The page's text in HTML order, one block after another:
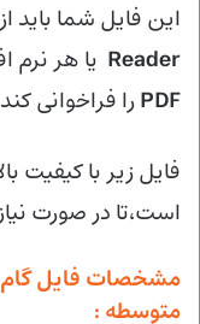
این فایل شما باید
Reader یا هر نرم
PDFرا فراخوانی
فایل زیر با کیفیت
است،تا در صورت
مشخصات فایل گام
متوسطه :